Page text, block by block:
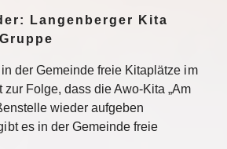
Langenberger Kita
der Gemeinde freie Kitaplätze im
zur Folge, dass die Awo-Kita „Am
wieder aufgeben
es in der Gemeinde freie